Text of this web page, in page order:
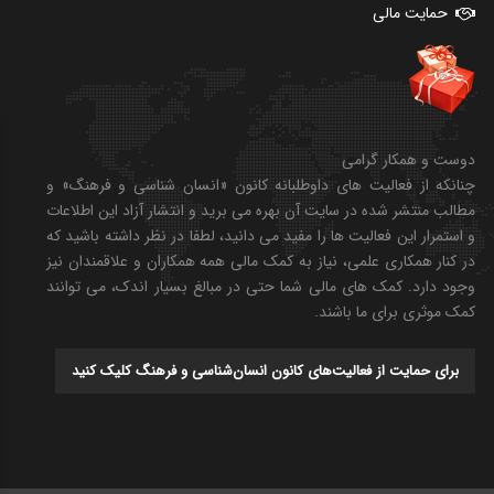
حمایت مالی
دوست و همکار گرامی
چنانکه از فعالیت های داوطلبانه کانون «انسان شناسی و فرهنگ» و
مطالب منتشر شده در سایت آن بهره می برید و انتشار آزاد این اطلاعات
و استمرار این فعالیت ها را مفید می دانید، لطفا در نظر داشته باشید که
در کنار همکاری علمی، نیاز به کمک مالی همه همکاران و علاقمندان نیز
وجود دارد. کمک های مالی شما حتی در مبالغ بسیار اندک، می توانند
کمک موثری برای ما باشند.
برای حمایت از فعالیت‌های کانون انسان‌شناسی و فرهنگ کلیک کنید